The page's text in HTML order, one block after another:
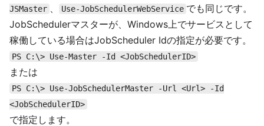
JSMaster 、 Use-JobSchedulerWebService でも同じです。
JobSchedulerマスターが、Windows上でサービスとして
稼働している場合はJobScheduler Idの指定が必要です。
PS C:\> Use-Master -Id <JobSchedulerID>
または
PS C:\> Use-JobSchedulerMaster -Url <Url> -Id
<JobSchedulerID>
で指定します。